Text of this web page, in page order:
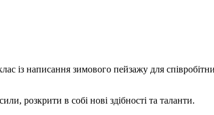
написання зимового пейзажу для
розкрити в собі нові здібності та таланти.